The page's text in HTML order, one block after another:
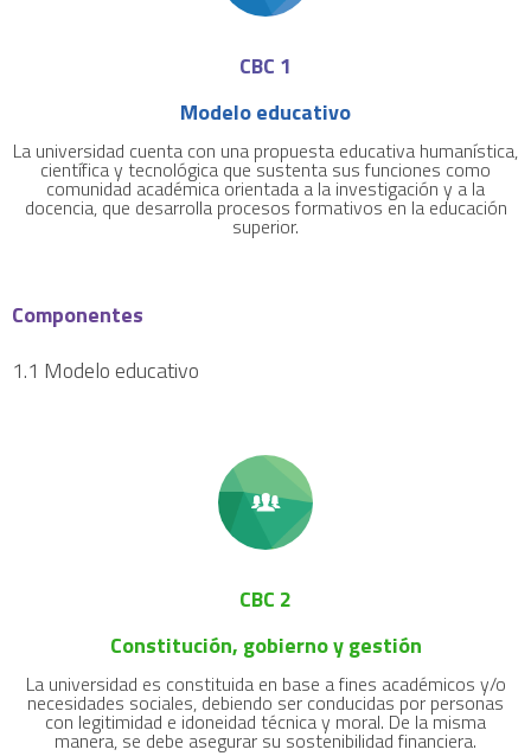
CBC 1
Modelo educativo
La universidad cuenta con una propuesta educativa humanística,
científica y tecnológica que sustenta sus funciones como
comunidad académica orientada a la investigación y a la
docencia, que desarrolla procesos formativos en la educación
superior.
Componentes
1.1 Modelo educativo
CBC 2
Constitución, gobierno y gestión
La universidad es constituida en base a fines académicos y/o
necesidades sociales, debiendo ser conducidas por personas
con legitimidad e idoneidad técnica y moral. De la misma
manera, se debe asegurar su sostenibilidad financiera.